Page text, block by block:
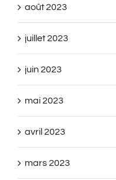
août 2023
juillet 2023
juin 2023
mai 2023
avril 2023
mars 2023